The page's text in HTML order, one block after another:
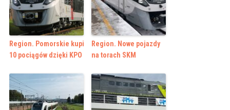
Region. Pomorskie kupi
10 pociągów dzięki KPO
Region. Nowe pojazdy
na torach SKM